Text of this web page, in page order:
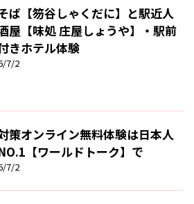
ば【笏谷しゃくだに】と駅近人
屋【味処 庄屋しょうや】・駅前
きホテル体験
7/2
策オンライン無料体験は日本人
【ワールドトーク】で
7/2